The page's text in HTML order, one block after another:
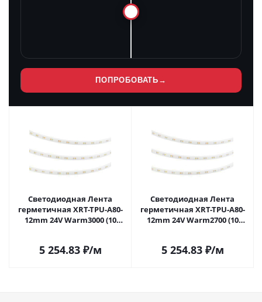
ПОПРОБОВАТЬ →
Светодиодная Лента
герметичная XRT-TPU-A80-
12mm 24V Warm3000 (10
5 254.83₽/м
Светодиодная Лента
герметичная XRT-TPU-A80-
12mm 24V Warm2700 (10
5 254.83₽/м